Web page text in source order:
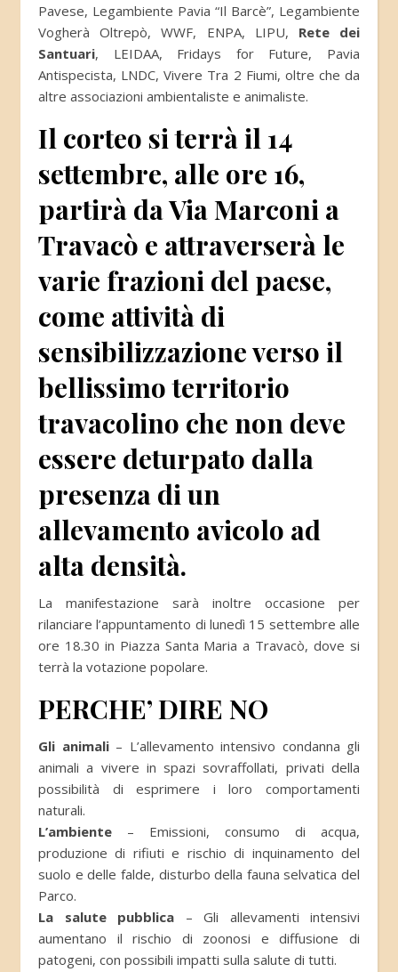
Pavese, Legambiente Pavia “Il Barcè”, Legambiente
Vogherà Oltrepò, WWF, ENPA, LIPU, Rete dei
Santuari, LEIDAA, Fridays for Future, Pavia
Antispecista, LNDC, Vivere Tra 2 Fiumi, oltre che da
altre associazioni ambientaliste e animaliste.
Il corteo si terrà il 14
settembre, alle ore 16,
partirà da Via Marconi a
Travacò e attraverserà le
varie frazioni del paese,
come attività di
sensibilizzazione verso il
bellissimo territorio
travacolino che non deve
essere deturpato dalla
presenza di un
allevamento avicolo ad
alta densità.
La manifestazione sarà inoltre occasione per
rilanciare l’appuntamento di lunedì 15 settembre alle
ore 18.30 in Piazza Santa Maria a Travacò, dove si
terrà la votazione popolare.
PERCHE’ DIRE NO
Gli animali– L’allevamento intensivo condanna gli
animali a vivere in spazi sovraffollati, privati della
possibilità di esprimere i loro comportamenti
naturali.
L’ambiente – Emissioni, consumo di acqua,
produzione di rifiuti e rischio di inquinamento del
suolo e delle falde, disturbo della fauna selvatica del
Parco.
La salute pubblica – Gli allevamenti intensivi
aumentano il rischio di zoonosi e diffusione di
patogeni, con possibili impatti sulla salute di tutti.